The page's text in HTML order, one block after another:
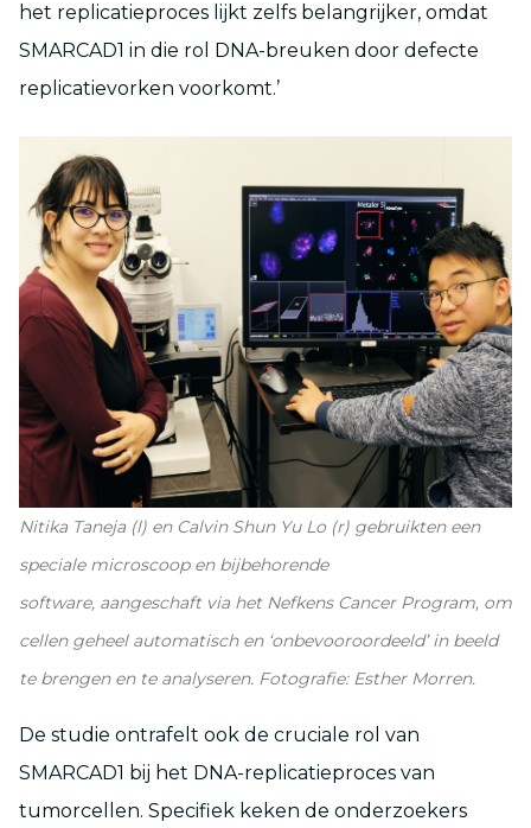
het replicatieproces lijkt zelfs belangrijker, omdat
SMARCAD1 in die rol DNA-breuken door defecte
replicatievorken voorkomt.’
Nitika Taneja (l) en Calvin Shun Yu Lo (r) gebruikten een
speciale microscoop en bijbehorende
software, aangeschaft via het Nefkens Cancer Program, om
cellen geheel automatisch en ‘onbevooroordeeld’ in beeld
te brengen en te analyseren. Fotografie: Esther Morren.
De studie ontrafelt ook de cruciale rol van
SMARCAD1 bij het DNA-replicatieproces van
tumorcellen. Specifiek keken de onderzoekers